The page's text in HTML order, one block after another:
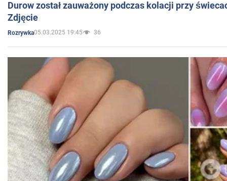
Durow został zauważony podczas kolacji przy
Zdjęcie
Rozrywka05.03.2025 19:45 36